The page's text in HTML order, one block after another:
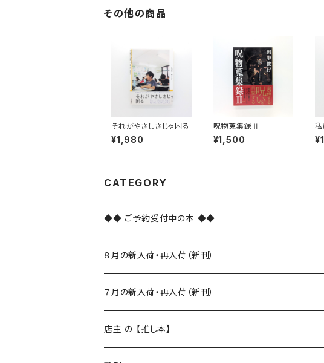
その他の商品
それがやさしさじゃ困る
¥1,980
呪物蒐集録Ⅱ
¥1,500
け
て
CATEGORY
◆◆ ご予約受付中の本 ◆◆
８月の新入荷・再入荷（新刊）
新入荷
再入荷
７月の新入荷・再入荷（新刊）
新入荷
店主 の 【推し本】